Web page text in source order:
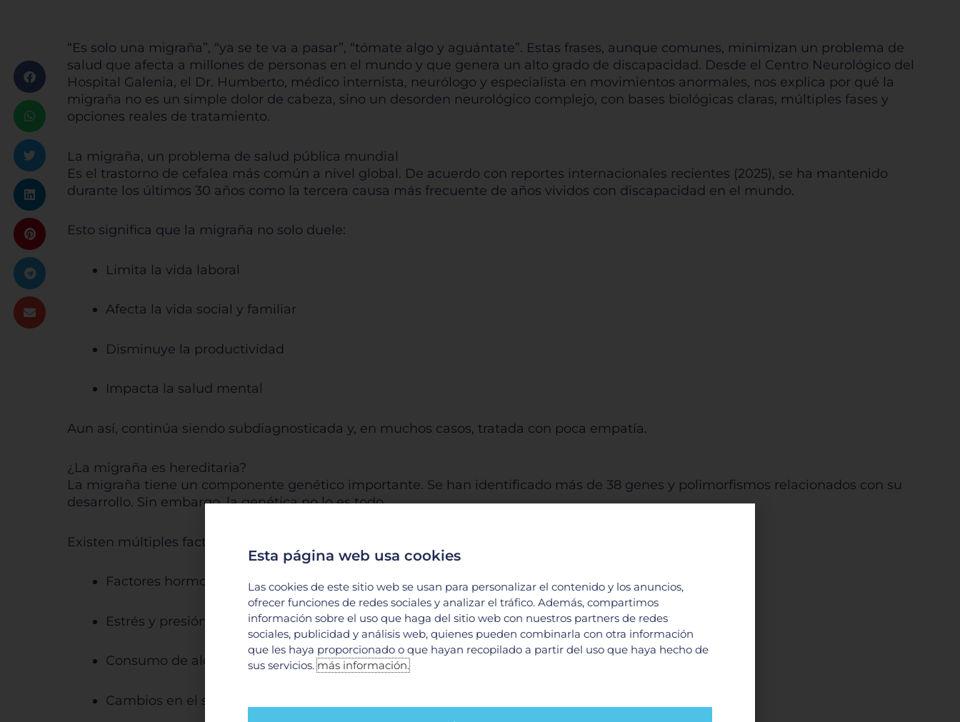
“Es solo una migraña”, “ya se te va a pasar”, “tómate algo y aguántate”. Estas frases, aunque comunes, minimizan un problema de
salud que afecta a millones de personas en el mundo y que genera un alto grado de discapacidad. Desde el Centro Neurológico del
Hospital Galenia, el Dr. Humberto, médico internista, neurólogo y especialista en movimientos anormales, nos explica por qué la
migraña no es un simple dolor de cabeza, sino un desorden neurológico complejo, con bases biológicas claras, múltiples fases y
opciones reales de tratamiento.
La migraña, un problema de salud pública mundial
Es el trastorno de cefalea más común a nivel global. De acuerdo con reportes internacionales recientes (2025), se ha mantenido
durante los últimos 30 años como la tercera causa más frecuente de años vividos con discapacidad en el mundo.
Esto significa que la migraña no solo duele:
Limita la vida laboral
Afecta la vida social y familiar
Disminuye la productividad
Impacta la salud mental
Aun así, continúa siendo subdiagnosticada y, en muchos casos, tratada con poca empatía.
¿La migraña es hereditaria?
La migraña tiene un componente genético importante. Se han identificado más de 38 genes y polimorfismos relacionados con su
desarrollo. Sin embargo, la genética no lo es todo.
Existen múltiples factores que pueden influir en su aparición o frecuencia, como:
Factores hormonales
Estrés y presión emocional
Consumo de alcohol
Cambios en el sueño
Esta página web usa cookies
Las cookies de este sitio web se usan para personalizar el contenido y los anuncios,
ofrecer funciones de redes sociales y analizar el tráfico. Además, compartimos
información sobre el uso que haga del sitio web con nuestros partners de redes
sociales, publicidad y análisis web, quienes pueden combinarla con otra información
que les haya proporcionado o que hayan recopilado a partir del uso que haya hecho de
sus servicios.más información.